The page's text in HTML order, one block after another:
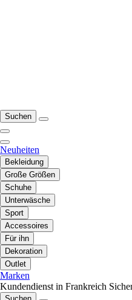
Suchen
Neuheiten
Bekleidung
Große Größen
Schuhe
Unterwäsche
Sport
Accessoires
Für ihn
Dekoration
Outlet
Marken
Kundendienst in Frankreich